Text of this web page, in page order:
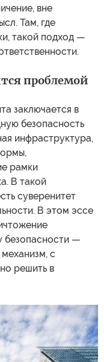
вне
Там, где
такой подход —
проблемой
заключается в
безопасность
инфраструктура,
рамки
В такой
суверенитет
В этом эссе
безопасности —
с
решить в